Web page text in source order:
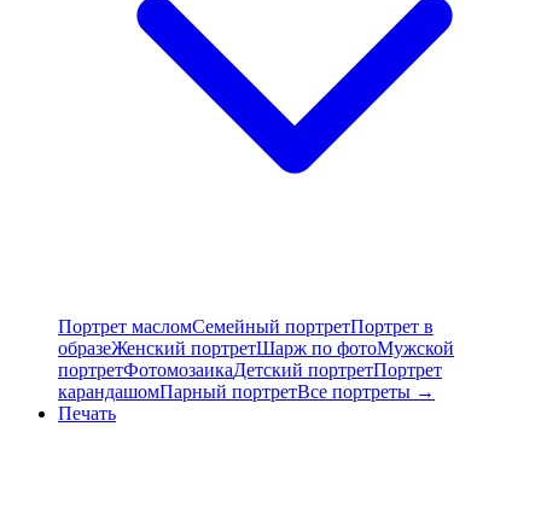
Портрет масломСемейный портретПортрет в
образеЖенский портретШарж по фотоМужской
портретФотомозаикаДетский портретПортрет
карандашомПарный портретВсе портреты →
Печать